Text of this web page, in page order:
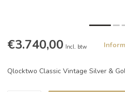
€3.740,00 Incl. btw
Qlocktwo Classic Vintage Silver &